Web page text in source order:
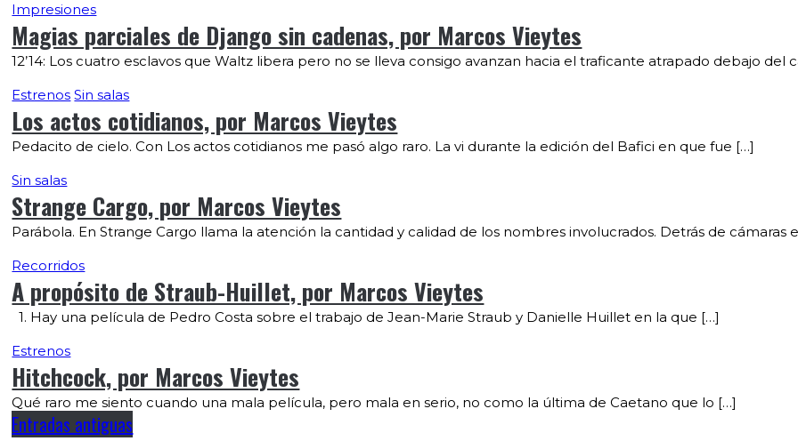
Impresiones
Magias parciales de Django sin cadenas, por Marcos Vieytes
12’14: Los cuatro esclavos que Waltz libera pero no se lleva consigo avanzan hacia el traficante atrapado debajo del
Estrenos Sin salas
Los actos cotidianos, por Marcos Vieytes
Pedacito de cielo. Con Los actos cotidianos me pasó algo raro. La vi durante la edición del Bafici en que fue […]
Sin salas
Strange Cargo, por Marcos Vieytes
Parábola. En Strange Cargo llama la atención la cantidad y calidad de los nombres involucrados. Detrás de cámaras
Recorridos
A propósito de Straub-Huillet, por Marcos Vieytes
1. Hay una película de Pedro Costa sobre el trabajo de Jean-Marie Straub y Danielle Huillet en la que […]
Estrenos
Hitchcock, por Marcos Vieytes
Qué raro me siento cuando una mala película, pero mala en serio, no como la última de Caetano que lo […]
Entradas antiguas